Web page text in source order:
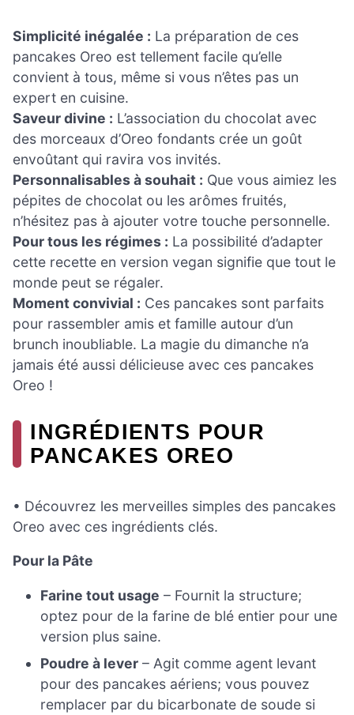
Simplicité inégalée : La préparation de ces
pancakes Oreo est tellement facile qu’elle
convient à tous, même si vous n’êtes pas un
expert en cuisine.
Saveur divine : L’association du chocolat avec
des morceaux d’Oreo fondants crée un goût
envoûtant qui ravira vos invités.
Personnalisables à souhait : Que vous aimiez les
pépites de chocolat ou les arômes fruités,
n’hésitez pas à ajouter votre touche personnelle.
Pour tous les régimes : La possibilité d’adapter
cette recette en version vegan signifie que tout le
monde peut se régaler.
Moment convivial : Ces pancakes sont parfaits
pour rassembler amis et famille autour d’un
brunch inoubliable. La magie du dimanche n’a
jamais été aussi délicieuse avec ces pancakes
Oreo !
INGRÉDIENTS POUR
PANCAKES OREO
• Découvrez les merveilles simples des pancakes
Oreo avec ces ingrédients clés.
Pour la Pâte
Farine tout usage – Fournit la structure;
optez pour de la farine de blé entier pour une
version plus saine.
Poudre à lever – Agit comme agent levant
pour des pancakes aériens; vous pouvez
remplacer par du bicarbonate de soude si